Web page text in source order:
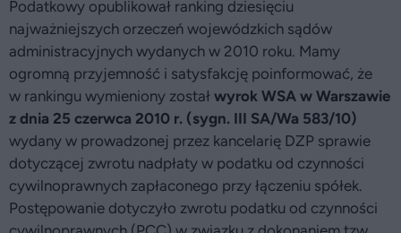
Podatkowy opublikował ranking dziesięciu
najważniejszych orzeczeń wojewódzkich sądów
administracyjnych wydanych w 2010 roku. Mamy
ogromną przyjemność i satysfakcję poinformować, że
w rankingu wymieniony został wyrok WSA w Warszawie
z dnia 25 czerwca 2010 r. (sygn. III SA/Wa 583/10)
wydany w prowadzonej przez kancelarię DZP sprawie
dotyczącej zwrotu nadpłaty w podatku od czynności
cywilnoprawnych zapłaconego przy łączeniu spółek.
Postępowanie dotyczyło zwrotu podatku od czynności